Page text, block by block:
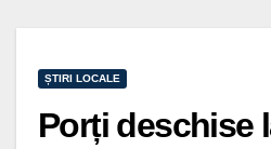
ȘTIRI LOCALE
Porți deschise